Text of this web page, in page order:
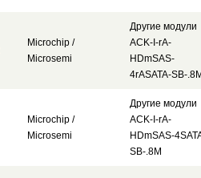
Microchip /
Microsemi
Другие модули
ACK-I-rA-
HDmSAS-
4rASATA-SB-
Microchip /
Microsemi
Другие модули
ACK-I-rA-
HDmSAS-
SB-.8M